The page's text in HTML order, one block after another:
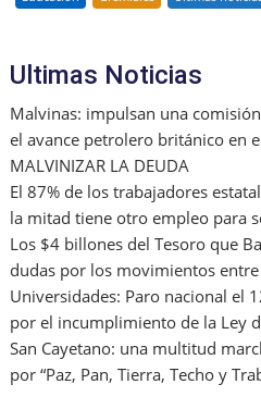
Ultimas Noticias
Malvinas: impulsan una
el avance petrolero británico en
MALVINIZAR LA DEUDA
El 87% de los trabajadores
la mitad tiene otro empleo para
Los $4 billones del Tesoro que
dudas por los movimientos entre
Universidades: Paro nacional el
por el incumplimiento de la Ley
San Cayetano: una multitud
por “Paz, Pan, Tierra, Techo y